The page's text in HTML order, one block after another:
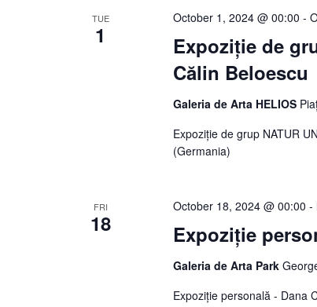
TUE
1
Expoziție de
Călin Beloescu
October 1, 2024 @ 00:00 -
Galeria de Arta HELIOS
Expoziție de grup NATUR
(Germania)
FRI
18 Expoziție
October 18, 2024 @ 00:00 -
Galeria de Arta Park
Expoziție personală - Dana